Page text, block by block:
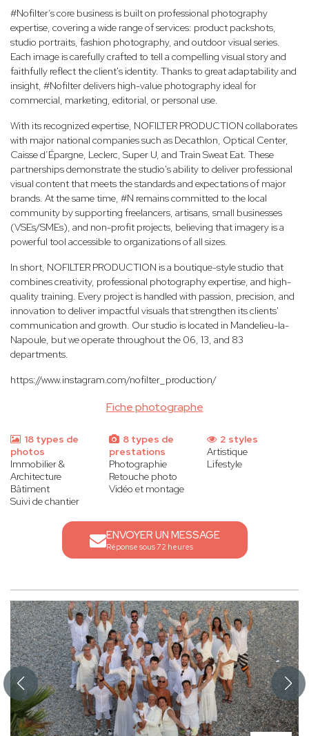
Fiche photographe
#Nofilter’s core business is built on professional photography
expertise, covering a wide range of services: product packshots,
studio portraits, fashion photography, and outdoor visual series.
Each image is carefully crafted to tell a compelling visual story and
faithfully reflect the client's identity. Thanks to great adaptability and
insight, #Nofilter delivers high-value photography ideal for
commercial, marketing, editorial, or personal use.
With its recognized expertise, NOFILTER PRODUCTION collaborates
with major national companies such as Decathlon, Optical Center,
Caisse d’Épargne, Leclerc, Super U, and Train Sweat Eat. These
partnerships demonstrate the studio's ability to deliver professional
visual content that meets the standards and expectations of major
brands. At the same time, #N remains committed to the local
community by supporting freelancers, artisans, small businesses
(VSEs/SMEs), and non-profit projects, believing that imagery is a
powerful tool accessible to organizations of all sizes.
In short, NOFILTER PRODUCTION is a boutique-style studio that
combines creativity, professional photography expertise, and high-
quality training. Every project is handled with passion, precision, and
innovation to deliver impactful visuals that strengthen its clients'
communication and growth. Our studio is located in Mandelieu-la-
Napoule, but we operate throughout the 06, 13, and 83
departments.
https://www.instagram.com/nofilter_production/
18 types de
photos
Immobilier &
Architecture
Bâtiment
Suivi de chantier
8 types de
prestations
Photographie
Retouche photo
Vidéo et montage
2 styles
Artistique
Lifestyle
ENVOYER UN MESSAGE
Réponse sous 72 heures